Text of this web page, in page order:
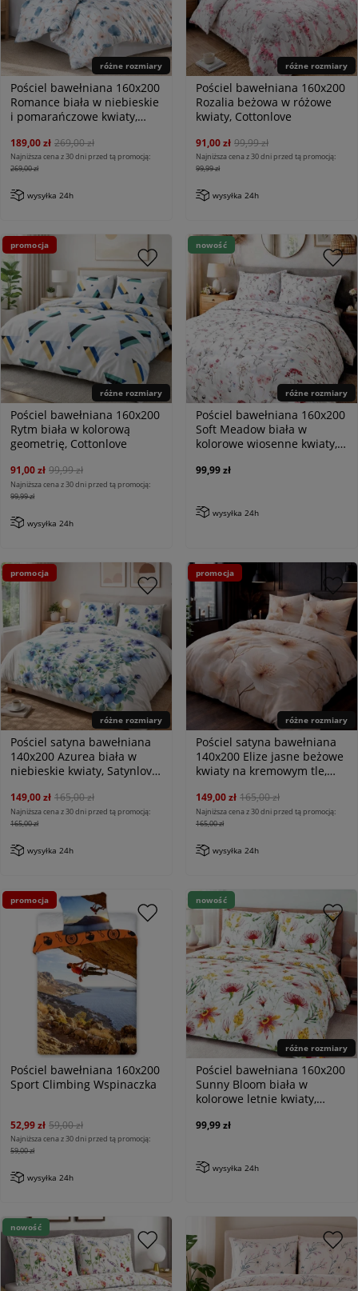
różne rozmiary
Pościel bawełniana 160x200
Romance biała w niebieskie
i pomarańczowe kwiaty,
189,00 zł 269,00 zł
Najniższa cena z 30 dni przed tą promocją:
269,00 zł
wysyłka 24h
różne rozmiary
Pościel bawełniana 160x200
Rozalia beżowa w różowe
kwiaty, Cottonlove
91,00 zł 99,99 zł
Najniższa cena z 30 dni przed tą promocją:
99,99 zł
wysyłka 24h
różne rozmiary
Pościel bawełniana 160x200
Rytm biała w kolorową
geometrię, Cottonlove
91,00 zł 99,99 zł
Najniższa cena z 30 dni przed tą promocją:
99,99 zł
wysyłka 24h
promocja
różne rozmiary
Pościel bawełniana 160x200
Soft Meadow biała w
kolorowe wiosenne kwiaty,
99,99 zł
wysyłka 24h
nowość
różne rozmiary
Pościel satyna bawełniana
140x200 Azurea biała w
niebieskie kwiaty, Satynlove
149,00 zł 165,00 zł
Najniższa cena z 30 dni przed tą promocją:
165,00 zł
wysyłka 24h
promocja
różne rozmiary
Pościel satyna bawełniana
140x200 Elize jasne beżowe
kwiaty na kremowym tle,
149,00 zł 165,00 zł
Najniższa cena z 30 dni przed tą promocją:
165,00 zł
wysyłka 24h
promocja
Pościel bawełniana 160x200
Sport Climbing Wspinaczka
52,99 zł 59,00 zł
Najniższa cena z 30 dni przed tą promocją:
59,00 zł
wysyłka 24h
promocja
różne rozmiary
Pościel bawełniana 160x200
Sunny Bloom biała w
kolorowe letnie kwiaty,
99,99 zł
wysyłka 24h
nowość
nowość